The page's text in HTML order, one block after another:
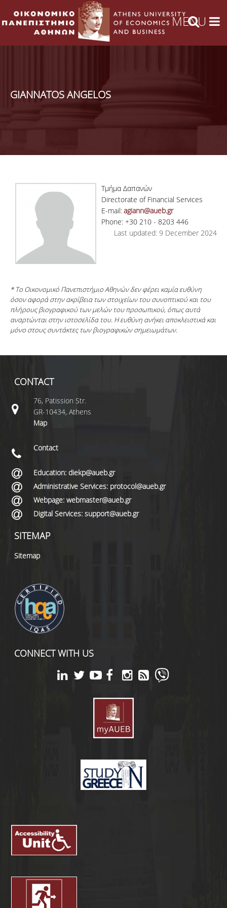
GIANNATOS ANGELOS
Τμήμα Δαπανών
Directorate of Financial Services
E-mail:agiann@aueb.gr
Phone: +30 210 - 8203 446
Last updated: 9 December 2024
* Το Οικονομικό Πανεπιστήμιο Αθηνών δεν φέρει καμία ευθύνη
όσον αφορά στην ακρίβεια των στοιχείων του συνοπτικού και του
πλήρους βιογραφικού των μελών του προσωπικού, όπως αυτά
αναρτώνται στην ιστοσελίδα του. Η ευθύνη ανήκει αποκλειστικά και
μόνο στους συντάκτες των βιογραφικών σημειωμάτων.
CONTACT
76, Patission Str.
GR-10434, Athens
Map
Contact
Education: diekp@aueb.gr
Administrative Services: protocol@aueb.gr
Webpage: webmaster@aueb.gr
Digital Services: support@aueb.gr
SITEMAP
Sitemap
CONNECT WITH US